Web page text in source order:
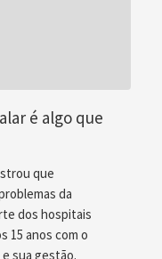
é algo que
que
da
dos hospitais
15 anos com o
sua gestão.